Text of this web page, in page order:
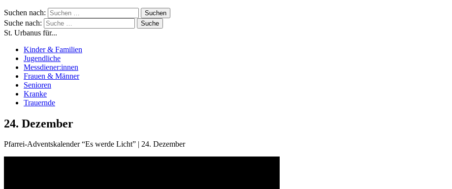
Suchen nach:
Suche nach:
St. Urbanus für...
Kinder & Familien
Jugendliche
Messdiener:innen
Frauen & Männer
Senioren
Kranke
Trauernde
24. Dezember
Pfarrei-Adventskalender “Es werde Licht” | 24. Dezember